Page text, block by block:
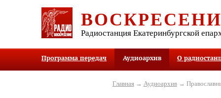
Радиостанция Екатеринбургской
Программа передач Аудиоархив О
Главная→ Аудиоархив→